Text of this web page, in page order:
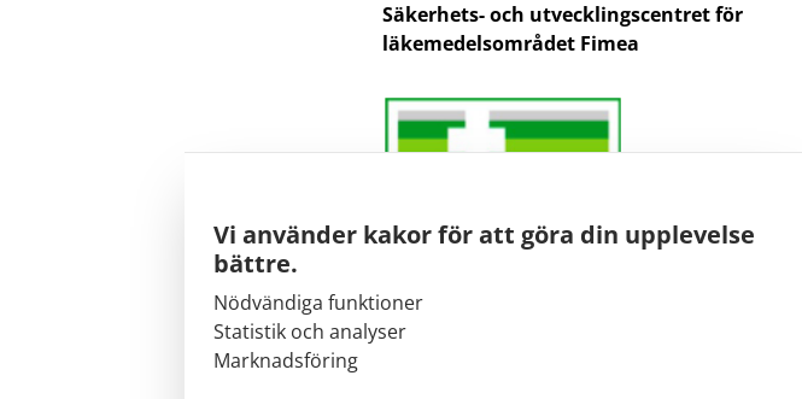
Vi använder kakor för att göra din upplevelse
bättre.
Nödvändiga funktioner
Statistik och analyser
Marknadsföring
Säkerhets- och utvecklingscentret för
läkemedelsområdet Fimea